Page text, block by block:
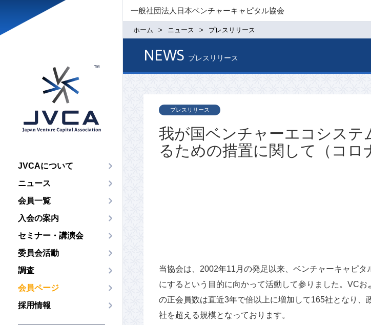
JVCAについて
ニュース
会員一覧
入会の案内
セミナー・講演会
委員会活動
調査
会員ページ
採用情報
一般社団法人日本ベンチャーキャピタル協会
ホーム ニュース プレスリリース
NEWS プレスリリース
我が国ベンチャーエコシステ
るための措置に関して（コロ
プレスリリース
当協会は、2002年11月の発足以来、ベンチャーキャピ
にするという目的に向かって活動して参りました。VC
の正会員数は直近3年で倍以上に増加して165社となり
社を超える規模となっております。